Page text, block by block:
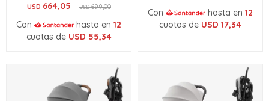
USD 664,05 USD699,00
Con hasta en 12
cuotas de USD 55,34
Con hasta en 12
cuotas de USD 17,34